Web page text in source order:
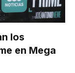
los
en Mega